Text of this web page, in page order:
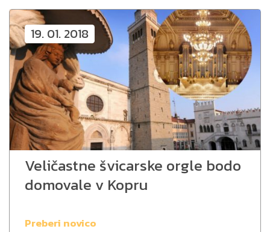
19. 01. 2018
Veličastne švicarske orgle bodo
domovale v Kopru
Preberi novico